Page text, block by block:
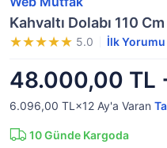
Kahvaltı Dolabı 110 Cm
5.0 İlk Yorumu
48.000,00 TL
6.096,00 TL×12 Ay'a Varan
10Günde Kargoda